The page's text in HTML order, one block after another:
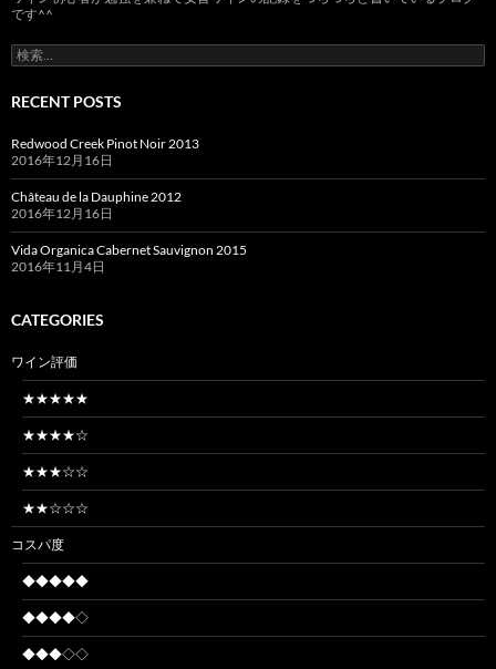
ゲ
ー
シ
ョ
ン
です^^
検
索:
RECENT POSTS
Redwood Creek Pinot Noir 2013
2016年12月16日
Château de la Dauphine 2012
2016年12月16日
Vida Organica Cabernet Sauvignon 2015
2016年11月4日
CATEGORIES
ワイン評価
★★★★★
★★★★☆
★★★☆☆
★★☆☆☆
コスパ度
◆◆◆◆◆
◆◆◆◆◇
◆◆◆◇◇